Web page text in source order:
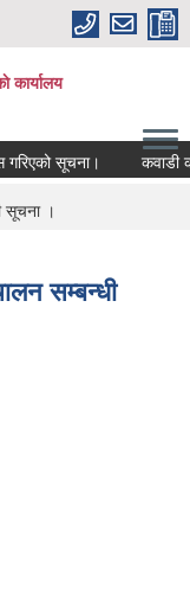
कार्यालय
सूचना। कवाडी
सूचना ।
सम्बन्धी